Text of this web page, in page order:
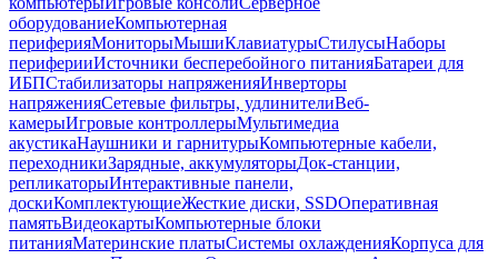
оборудованиеКомпьютерная
периферияМониторыМышиКлавиатурыСтилусыНаборы
периферииИсточники бесперебойного питанияБатареи для
ИБПСтабилизаторы напряженияИнверторы
напряженияСетевые фильтры, удлинителиВеб-
камерыИгровые контроллерыМультимедиа
акустикаНаушники и гарнитурыКомпьютерные кабели,
переходникиЗарядные, аккумуляторыДок-станции,
репликаторыИнтерактивные панели,
доскиКомплектующиеЖесткие диски, SSDОперативная
памятьВидеокартыКомпьютерные блоки
питанияМатеринские платыСистемы охлажденияКорпуса для